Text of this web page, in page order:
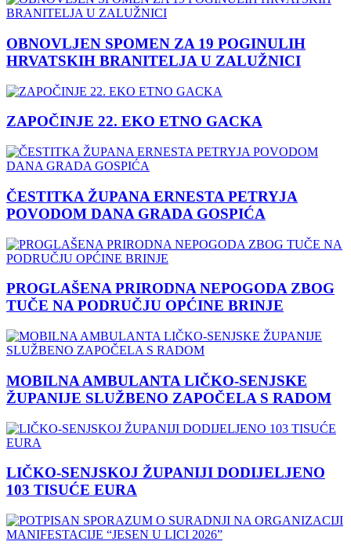
OBNOVLJEN SPOMEN ZA 19 POGINULIH
HRVATSKIH BRANITELJA U ZALUŽNICI
ZAPOČINJE 22. EKO ETNO GACKA
ČESTITKA ŽUPANA ERNESTA PETRYJA
POVODOM DANA GRADA GOSPIĆA
PROGLAŠENA PRIRODNA NEPOGODA ZBOG
TUČE NA PODRUČJU OPĆINE BRINJE
MOBILNA AMBULANTA LIČKO-SENJSKE
ŽUPANIJE SLUŽBENO ZAPOČELA S RADOM
LIČKO-SENJSKOJ ŽUPANIJI DODIJELJENO
103 TISUĆE EURA